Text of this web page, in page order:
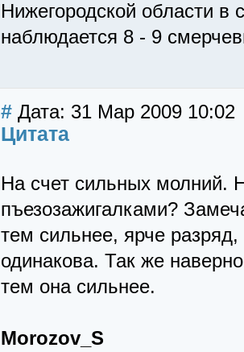
Нижегородской области в
наблюдается 8 - 9
# Дата: 31 Мар 2009 10:02
Цитата
На счет сильных молний.
пъезозажигалками?
тем сильнее, ярче
одинакова. Так же
тем она сильнее.
Morozov_S